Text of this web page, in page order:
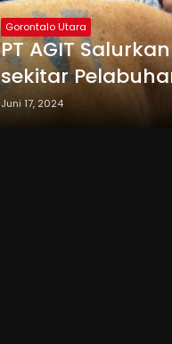
Gorontalo Utara
PT AGIT
sekitar
Juni 17, 2024